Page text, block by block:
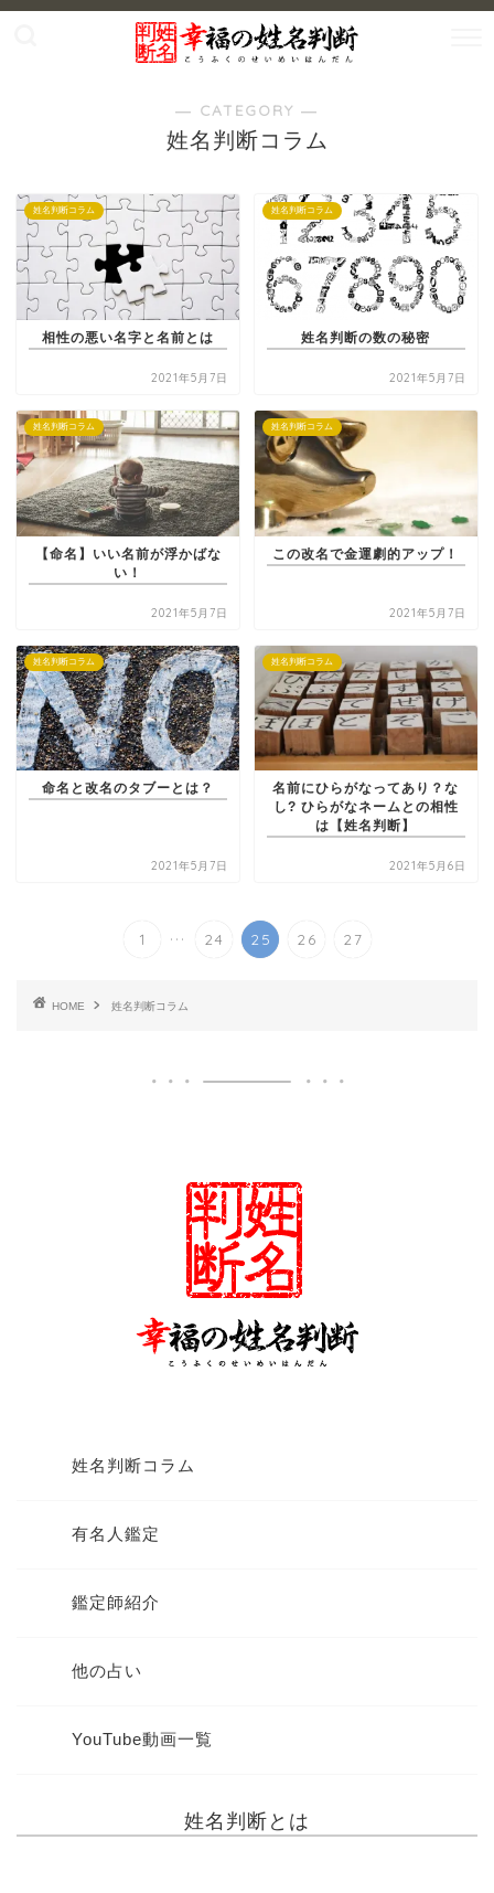
― CATEGORY ―
姓名判断コラム
姓名判断コラム
相性の悪い名字と名前とは
2021年5月7日
姓名判断コラム
姓名判断の数の秘密
2021年5月7日
姓名判断コラム
【命名】いい名前が浮かばな
い！
2021年5月7日
姓名判断コラム
この改名で金運劇的アップ！
2021年5月7日
姓名判断コラム
命名と改名のタブーとは？
2021年5月7日
姓名判断コラム
名前にひらがなってあり？な
し? ひらがなネームとの相性
は【姓名判断】
2021年5月6日
1 ... 24 25 26 27
HOME 姓名判断コラム
姓名判断コラム
有名人鑑定
鑑定師紹介
他の占い
YouTube動画一覧
姓名判断とは